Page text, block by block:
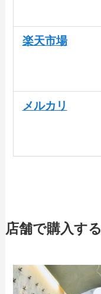
楽天市場
メルカリ
店舗で購入する